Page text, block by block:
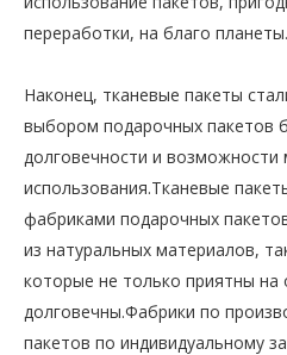
переработки, на благо планеты.
Наконец, тканевые пакеты
выбором подарочных пакетов
долговечности и возможности
использования.Тканевые
фабриками подарочных
из натуральных материалов,
которые не только приятны на
долговечны.Фабрики по
пакетов по индивидуальному